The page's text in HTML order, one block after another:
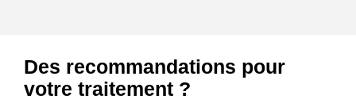
Des recommandations pour
votre traitement ?